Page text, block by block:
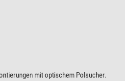
mit optischem Polsucher.